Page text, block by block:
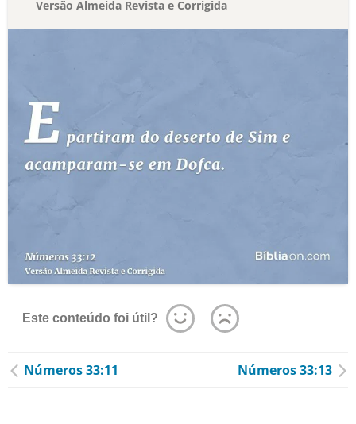
Versão Almeida Revista e Corrigida
Este conteúdo foi útil?
Números 33:11 Números 33:13